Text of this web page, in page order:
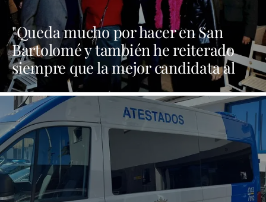
"Queda mucho por hacer en San
Bartolomé y también he reiterado
siempre que la mejor candidata al
Cabildo es María Dolores Corujo"